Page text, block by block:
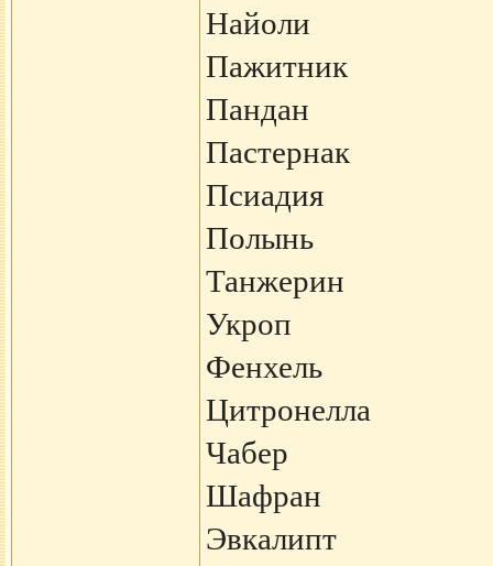
Найоли
Пажитник
Пандан
Пастернак
Псиадия
Полынь
Танжерин
Укроп
Фенхель
Цитронелла
Чабер
Шафран
Эвкалипт